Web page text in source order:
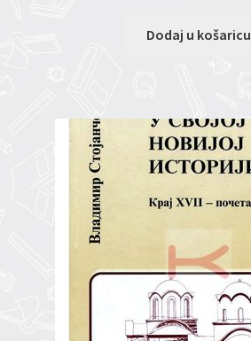
Dodaj u košaricu